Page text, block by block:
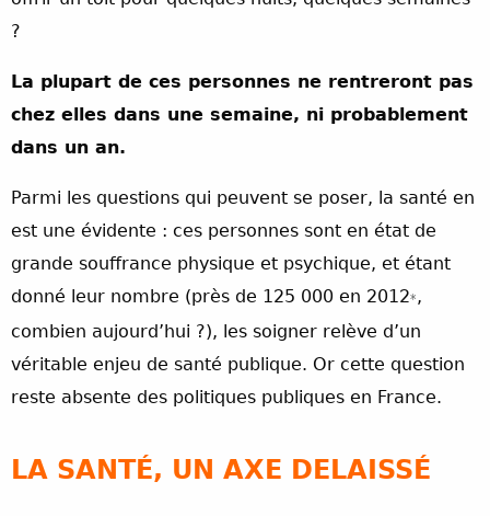
?
La plupart de ces personnes ne rentreront pas
chez elles dans une semaine, ni probablement
dans un an.
Parmi les questions qui peuvent se poser, la santé en
est une évidente : ces personnes sont en état de
grande souffrance physique et psychique, et étant
donné leur nombre (près de 125 000 en 2012*,
combien aujourd’hui ?), les soigner relève d’un
véritable enjeu de santé publique. Or cette question
reste absente des politiques publiques en France.
LA SANTÉ, UN AXE DELAISSÉ